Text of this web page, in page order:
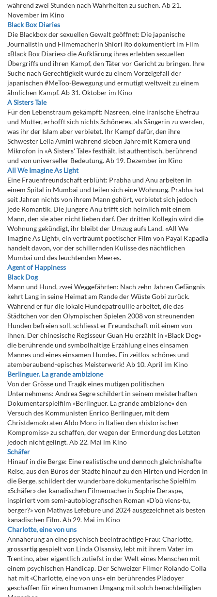
während zwei Stunden nach Wahrheiten zu suchen. Ab 21.
November im Kino
Black Box Diaries
Die Blackbox der sexuellen Gewalt geöffnet: Die japanische
Journalistin und Filmemacherin Shiori Ito dokumentiert im Film
«Black Box Diaries» die Aufklärung ihres erlebten sexuellen
Übergriffs und ihren Kampf, den Täter vor Gericht zu bringen. Ihre
Suche nach Gerechtigkeit wurde zu einem Vorzeigefall der
japanischen #MeToo-Bewegung und ermutigt weltweit zu einem
ähnlichen Kampf. Ab 31. Oktober im Kino
A Sisters Tale
Für den Lebenstraum gekämpft: Nasreen, eine iranische Ehefrau
und Mutter, erhofft sich nichts Schöneres, als Sängerin zu werden,
was ihr der Islam aber verbietet. Ihr Kampf dafür, den ihre
Schwester Leila Amini während sieben Jahre mit Kamera und
Mikrofon in «A Sisters' Tale» festhält, ist authentisch, berührend
und von universeller Bedeutung. Ab 19. Dezember im Kino
All We Imagine As Light
Eine Frauenfreundschaft erblüht: Prabha und Anu arbeiten in
einem Spital in Mumbai und teilen sich eine Wohnung. Prabha hat
seit Jahren nichts von ihrem Mann gehört, verbietet sich jedoch
jede Romantik. Die jüngere Anu trifft sich heimlich mit einem
Mann, den sie aber nicht lieben darf. Der dritten Kollegin wird die
Wohnung gekündigt, ihr bleibt der Umzug aufs Land. «All We
Imagine As Light», ein verträumt poetischer Film von Payal Kapadia
handelt davon, vor der schillernden Kulisse des nächtlichen
Mumbai und des leuchtenden Meeres.
Agent of Happiness
Black Dog
Mann und Hund, zwei Weggefährten: Nach zehn Jahren Gefängnis
kehrt Lang in seine Heimat am Rande der Wüste Gobi zurück.
Während er für die lokale Hundepatrouille arbeitet, die das
Städtchen vor den Olympischen Spielen 2008 von streunenden
Hunden befreien soll, schliesst er Freundschaft mit einem von
ihnen. Der chinesische Regisseur Guan Hu erzählt in «Black Dog»
die berührende und symbolhaltige Erzählung eines einsamen
Mannes und eines einsamen Hundes. Ein zeitlos-schönes und
atemberaubend-episches Meisterwerk! Ab 10. April im Kino
Berlinguer. La grande ambizione
Von der Grösse und Tragik eines mutigen politischen
Unternehmens: Andrea Segre schildert in seinem meisterhaften
Dokumentarspielfilm «Berlinguer. La grande ambizione» den
Versuch des Kommunisten Enrico Berlinguer, mit dem
Christdemokraten Aldo Moro in Italien den «historischen
Kompromiss» zu schaffen, der wegen der Ermordung des Letzten
jedoch nicht gelingt. Ab 22. Mai im Kino
Schäfer
Hinauf in die Berge: Eine realistische und dennoch gleichnishafte
Reise, aus den Büros der Städte hinauf zu den Hirten und Herden in
die Berge, schildert der wunderbare dokumentarische Spielfilm
«Schäfer» der kanadischen Filmemacherin Sophie Deraspe,
inspiriert vom semi-autobiografischen Roman «D’où viens-tu,
berger?» von Mathyas Lefebure und 2024 ausgezeichnet als besten
kanadischen Film. Ab 29. Mai im Kino
Charlotte, eine von uns
Annäherung an eine psychisch beeinträchtige Frau: Charlotte,
grossartig gespielt von Linda Olsansky, lebt mit ihrem Vater im
Trentino, aber eigentlich zutiefst in der Welt eines Menschen mit
einem psychischen Handicap. Der Schweizer Filmer Rolando Colla
hat mit «Charlotte, eine von uns» ein berührendes Plädoyer
geschaffen für einen humanen Umgang mit solch benachteiligten